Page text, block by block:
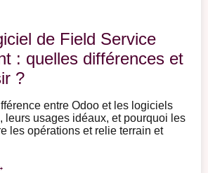
de Field Service
: quelles différences et
?
entre Odoo et les logiciels
leurs usages idéaux, et pourquoi les
les opérations et relie terrain et